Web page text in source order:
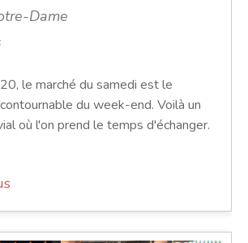
Dame
le marché du samedi est le
du week-end. Voilà un
où l'on prend le temps d'échanger.